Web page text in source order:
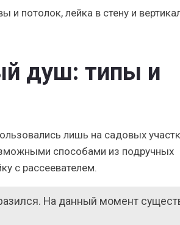
душ: типы и
лишь на садовых
способами из подручных
с рассеевателем.
На данный момент